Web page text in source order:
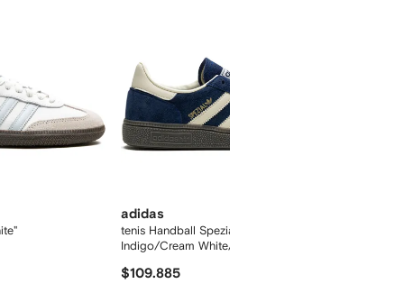
adidas
tenis Handball Spezial Night
Indigo/Cream White/Cloud White
$109.885